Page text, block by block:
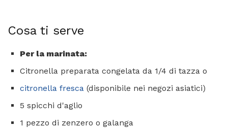
Cosa ti serve
Per la marinata:
Citronella preparata congelata da 1/4 di tazza o
citronella fresca (disponibile nei negozi asiatici)
5 spicchi d'aglio
1 pezzo di zenzero o galanga